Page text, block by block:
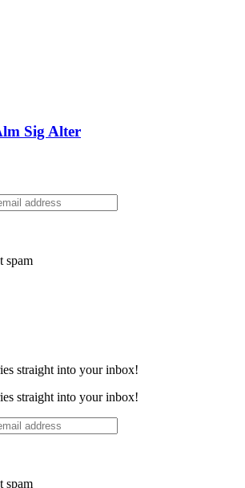
Sig Alter
spam
straight into your inbox!
straight into your inbox!
spam